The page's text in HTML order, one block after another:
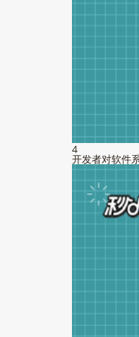
4
开发者对软件